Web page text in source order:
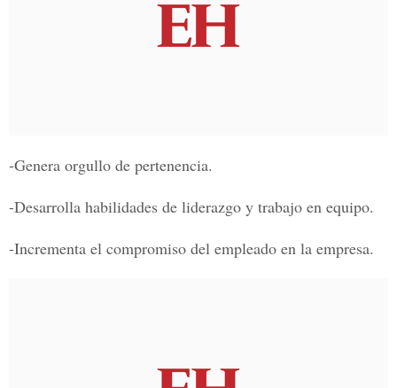
-Genera orgullo de pertenencia.
-Desarrolla habilidades de liderazgo y trabajo en equipo.
-Incrementa el compromiso del empleado en la empresa.